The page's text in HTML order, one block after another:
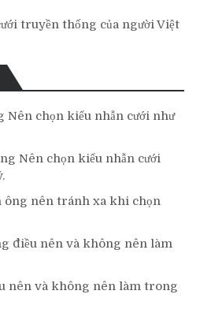
truyền thống của người Việt
Nên chọn kiểu nhẫn cưới như
Nên chọn kiểu nhẫn cưới
ông nên tránh xa khi chọn
điều nên và không nên làm
nên và không nên làm trong